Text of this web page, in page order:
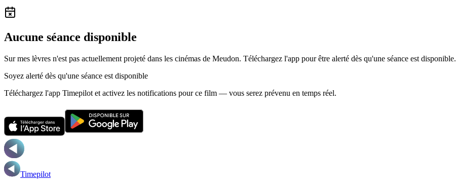
Aucune séance disponible
Sur mes lèvres n'est pas actuellement projeté dans les cinémas de Meudon. Téléchargez l'app pour être alerté dès qu'une séance est disponible.
Soyez alerté dès qu'une séance est disponible
Téléchargez l'app Timepilot et activez les notifications pour ce film — vous serez prévenu en temps réel.
Timepilot